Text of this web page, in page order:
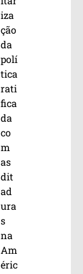
iza
ção
da
polí
tica
rati
fica
da
co
m
as
dit
ad
ura
s
na
Am
éric